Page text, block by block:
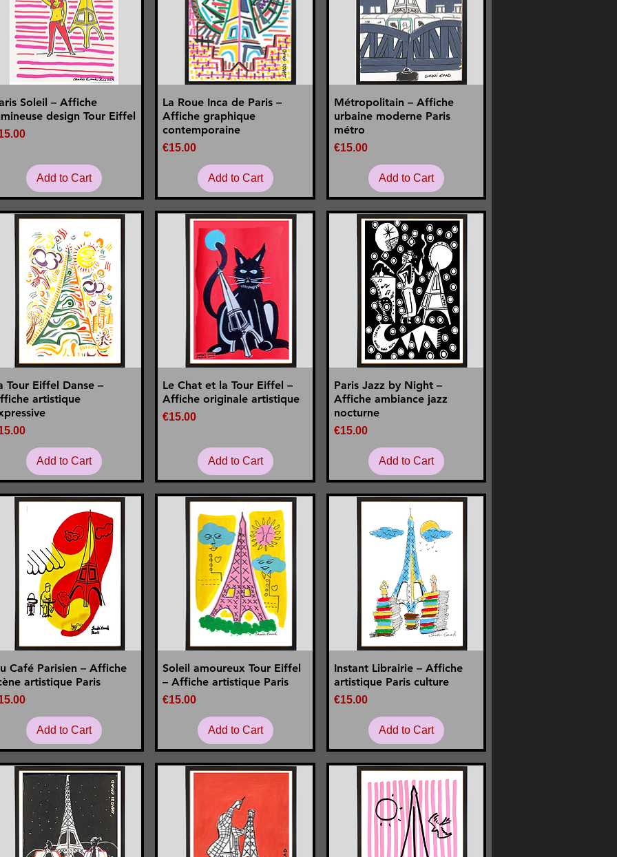
Quick View
Soleil – Affiche
design Tour Eiffel
Add to Cart
Quick View
La Roue Inca de Paris –
Affiche graphique
contemporaine
Price
€15.00
Add to Cart
Quick View
Métropolitain – Affiche
urbaine moderne Paris
métro
Price
€15.00
Add to Cart
Quick View
Tour Eiffel Danse –
artistique
Add to Cart
Quick View
Le Chat et la Tour Eiffel –
Affiche originale artistique
Price
€15.00
Add to Cart
Quick View
Paris Jazz by Night –
Affiche ambiance jazz
nocturne
Price
€15.00
Add to Cart
Quick View
Café Parisien – Affiche
artistique Paris
Add to Cart
Quick View
Soleil amoureux Tour Eiffel
– Affiche artistique Paris
Price
€15.00
Add to Cart
Quick View
Instant Librairie – Affiche
artistique Paris culture
Price
€15.00
Add to Cart